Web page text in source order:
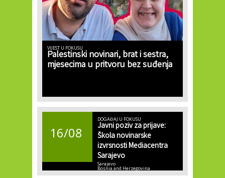
VIJEST U FOKUSU
Palestinski novinari, brat i sestra,
mjesecima u pritvoru bez suđenja
16/08
DOGAĐAJ U FOKUSU
Javni poziv za prijave:
Škola novinarske
izvrsnosti Mediacentra
Sarajevo
Sarajevo
Bosnia and Herzegovina